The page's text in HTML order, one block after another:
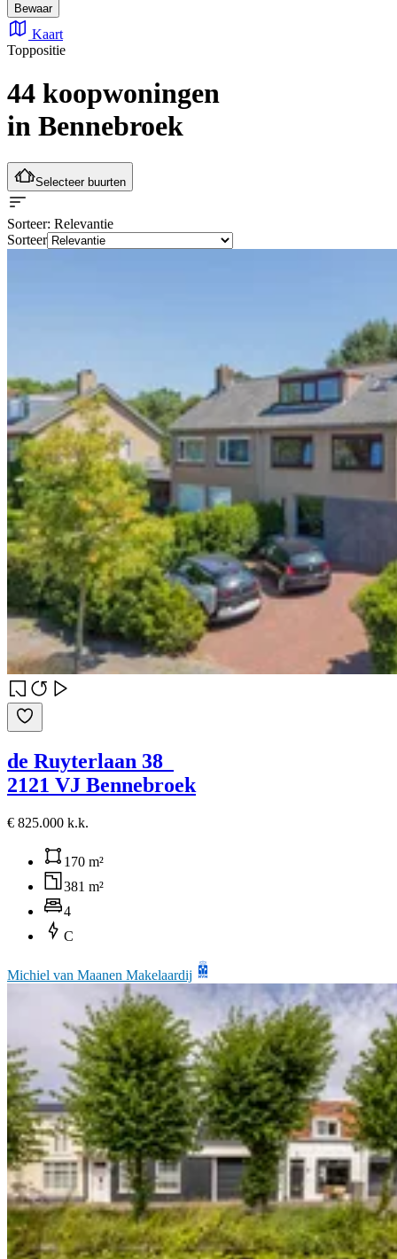
Bewaar
Kaart
Toppositie
44 koopwoningen
in Bennebroek
Selecteer buurten
Sorteer: Relevantie
Sorteer
de Ruyterlaan 38
2121 VJ Bennebroek
€ 825.000 k.k.
170 m²
381 m²
4
C
Michiel van Maanen Makelaardij